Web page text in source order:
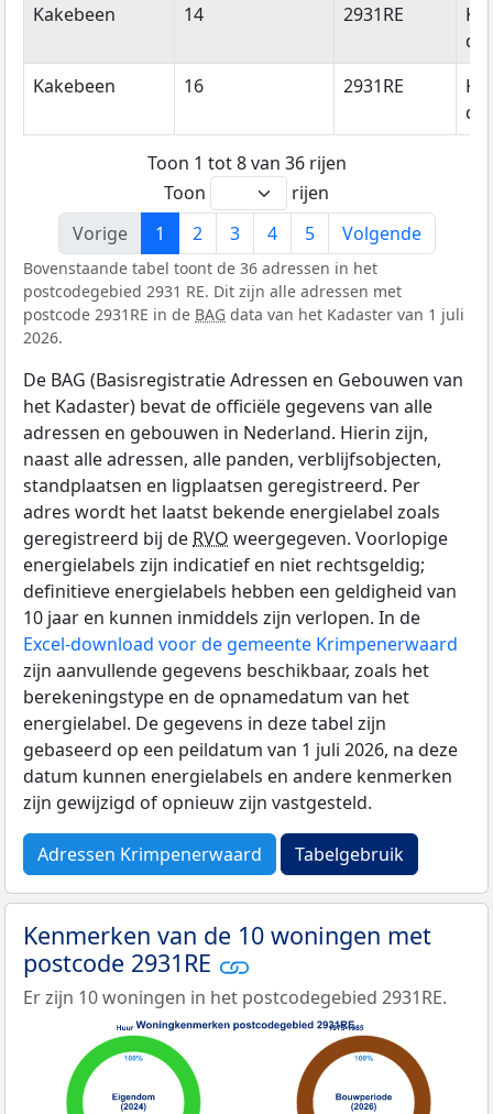
Kakebeen
14 2931RE
de
Kakebeen
16 2931RE
de
Toon 1 tot 8 van 36 rijen
Toon
rijen
Vorige
1 2 3 4 5 Volgende
Bovenstaande tabel toont de 36 adressen in het
postcodegebied 2931 RE. Dit zijn alle adressen met
postcode 2931RE in de BAG data van het Kadaster van 1 juli
2026.
De BAG (Basisregistratie Adressen en Gebouwen van
het Kadaster) bevat de officiële gegevens van alle
adressen en gebouwen in Nederland. Hierin zijn,
naast alle adressen, alle panden, verblijfsobjecten,
standplaatsen en ligplaatsen geregistreerd. Per
adres wordt het laatst bekende energielabel zoals
geregistreerd bij de RVO weergegeven. Voorlopige
energielabels zijn indicatief en niet rechtsgeldig;
definitieve energielabels hebben een geldigheid van
10 jaar en kunnen inmiddels zijn verlopen. In de
Excel-download voor de gemeente Krimpenerwaard
zijn aanvullende gegevens beschikbaar, zoals het
berekeningstype en de opnamedatum van het
energielabel. De gegevens in deze tabel zijn
gebaseerd op een peildatum van 1 juli 2026, na deze
datum kunnen energielabels en andere kenmerken
zijn gewijzigd of opnieuw zijn vastgesteld.
Adressen Krimpenerwaard Tabelgebruik
Kenmerken van de 10 woningen met
postcode 2931RE
Er zijn 10 woningen in het postcodegebied 2931RE.